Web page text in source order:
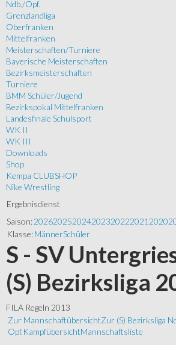
Ndb./Opf.
Grenzlandliga
Oberfranken
Mittelfranken
Meisterschaften/Turniere
Bayerische Meisterschaften
Bezirksmeisterschaften
Turniere
BMM Schüler/Jugend
Bezirkspokal Mittelfranken
Landesfinale Schulsport
WK II
WK III
Downloads
Shop
Kempa CLUBSHOP
Nike Wrestling
Ergebnisdienst
Saison:202620252024202320222021 2020
Klasse:MännerSchüler
S - SV
(S) Bezirksliga
FILA Regeln 2013
Zur MannschaftübersichtZur (S) Bezirksliga
Opf.KampfübersichtMannschaftsliste